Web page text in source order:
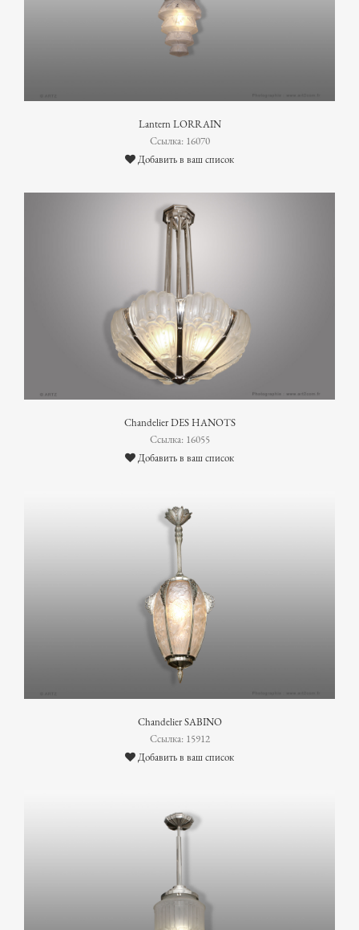
Lantern LORRAIN
Ссылка: 16070
Добавить в ваш список
Chandelier DES HANOTS
Ссылка: 16055
Добавить в ваш список
Chandelier SABINO
Ссылка: 15912
Добавить в ваш список